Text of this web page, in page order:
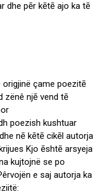
dhe pēr kētē ajo ka tē
origjinë çame poezitē
zënê njē vend tē
poezish kushtuar
nē kētē cikēl autorja
Kjo ēshtē arsyeja
kujtojnë se po
e saj autorja ka